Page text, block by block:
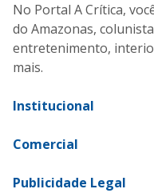
No Portal A Crítica,
do Amazonas,
entretenimento,
mais.
Institucional
Comercial
Publicidade Legal